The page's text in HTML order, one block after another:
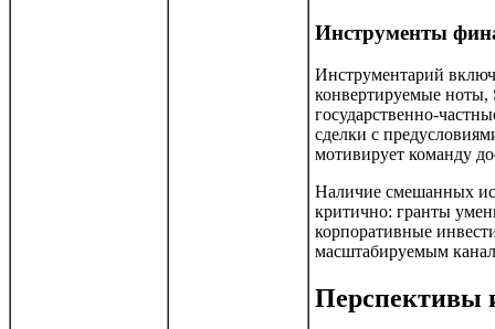
Инструменты
Инструментарий
конвертируемые ноты,
государственно-
сделки с
мотивирует команду
Наличие смешанных
критично: гранты
корпоративные
масштабируемым
Перспективы